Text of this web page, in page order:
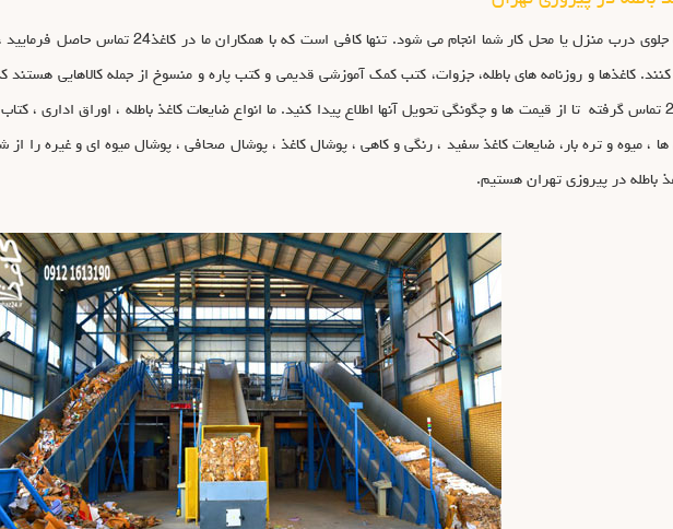
خرید انواع کاغذ باطله جلوی درب منزل یا محل کار
کنند. کاغذها و روزنامه های باطله، جزوات، کتب کمک آموزشی قدیمی و کتب پاره و منسوخ از جمله کالاهایی
همکاران ما در کاغذ24 تماس گرفته تا از قیمت ها و چگونگی تحویل آنها اطلاع پیدا کنید. ما انواع ضایعات کاغذ باطله ، اوراق
، میوه و تره بار، ضایعات کاغذ سفید ، رنگی و کاهی ، پوشال کاغذ ، پوشال صحافی ، پوشال میوه ای و غیره را
باطله در پیروزی تهران هستیم.